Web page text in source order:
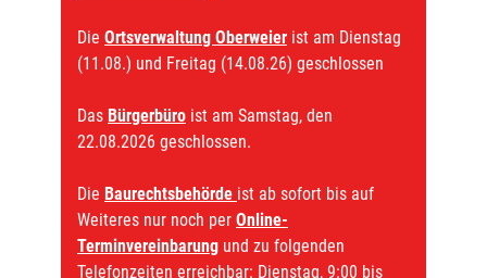
Die Ortsverwaltung Oberweier ist am Dienstag
(11.08.) und Freitag (14.08.26) geschlossen
Das Bürgerbüro ist am Samstag, den
22.08.2026 geschlossen.
Die Baurechtsbehörde ist ab sofort bis auf
Weiteres nur noch per Online-
Terminvereinbarung und zu folgenden
Telefonzeiten erreichbar: Dienstag, 9:00 bis